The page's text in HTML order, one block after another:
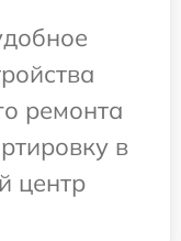
ремонта
в
центр